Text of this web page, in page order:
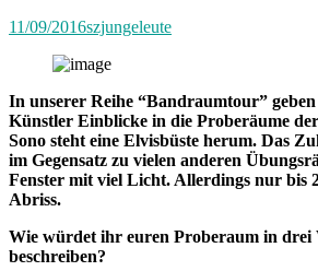
11/09/2016szjungeleute
In unserer Reihe “Bandraumtour” geben
Künstler Einblicke in die Proberäume
Sono steht eine Elvisbüste herum. Das
im Gegensatz zu vielen anderen
Fenster mit viel Licht. Allerdings nur bis
Abriss.
Wie würdet ihr euren Proberaum in drei
beschreiben?